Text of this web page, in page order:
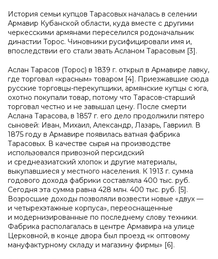
История семьи купцов Тарасовых началась в селении
Армавир Кубанской области, куда вместе с другими
черкесскими армянами переселился родоначальник
династии Торос. Чиновники русифицировали имя и,
впоследствии его стали звать Асланом Тарасовым [3].
Аслан Тарасов (Торос) в 1839 г. открыл в Армавире лавку,
где торговал «красным» товаром [4]. Приезжавшие сюда
русские торговцы-перекупщики, армянские купцы с юга,
охотно покупали товар, потому что Тарасов-старший
торговал честно и не завышал цену. После смерти
Аслана Тарасова, в 1857 г. его дело продолжили пятеро
сыновей: Иван, Михаил, Александр, Лазарь, Гавриил. В
1875 году в Армавире появилась ватная фабрика
Тарасовых. В качестве сырья на производстве
использовался привозной персидский
и среднеазиатский хлопок и другие материалы,
выкупавшиеся у местного населения. К 1913 г. сумма
годового дохода фабрики составляла 400 тыс. руб.
Сегодня эта сумма равна 428 млн. 400 тыс. руб. [5].
Возросшие доходы позволяли возвести новые «двух —
и четырехэтажные корпуса», переоснащенные
и модернизированные по последнему слову техники.
Фабрика располагалась в центре Армавира на улице
Церковной, в конце двора был проезд «к оптовому
мануфактурному складу и магазину фирмы» [6].